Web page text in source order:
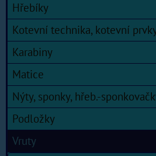
Hřebíky
Kotevní technika, kotevní
Karabiny
Matice
Nýty, sponky, hřeb.-
Podložky
Vruty